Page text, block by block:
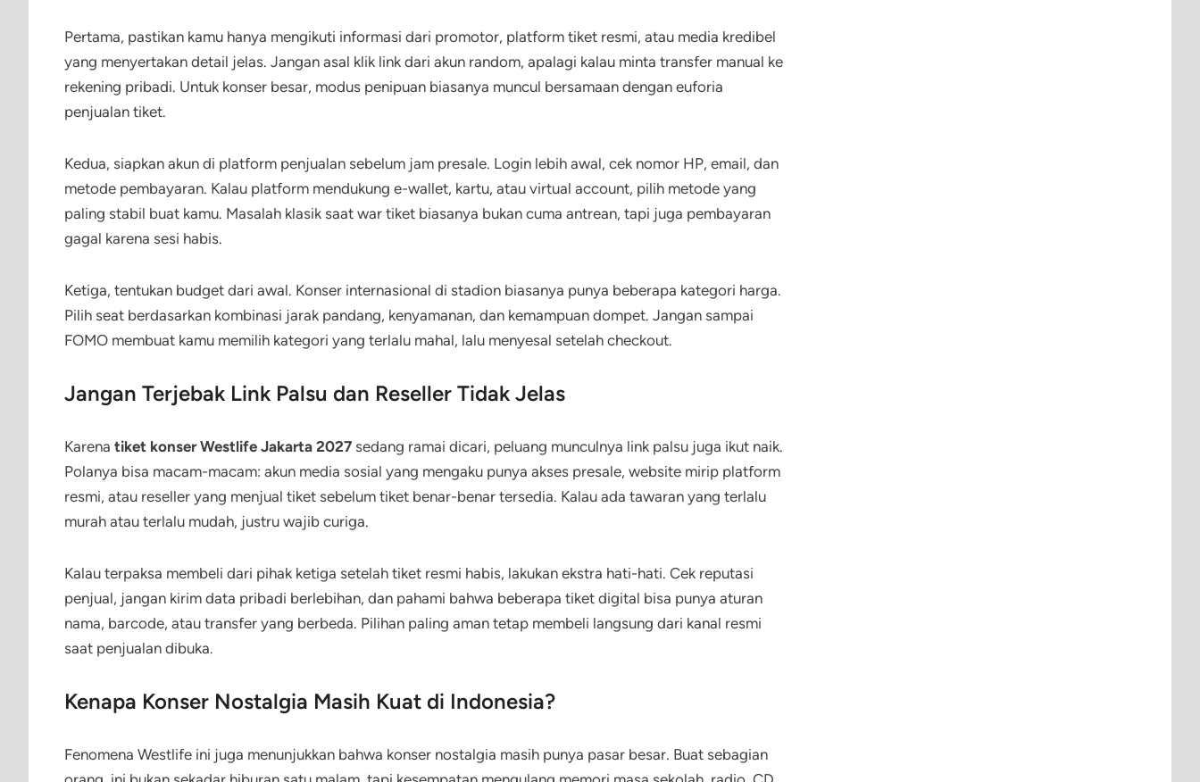
Pertama, pastikan kamu hanya mengikuti informasi dari promotor, platform tiket resmi, atau media kredibel
yang menyertakan detail jelas. Jangan asal klik link dari akun random, apalagi kalau minta transfer manual ke
rekening pribadi. Untuk konser besar, modus penipuan biasanya muncul bersamaan dengan euforia
penjualan tiket.
Kedua, siapkan akun di platform penjualan sebelum jam presale. Login lebih awal, cek nomor HP, email, dan
metode pembayaran. Kalau platform mendukung e-wallet, kartu, atau virtual account, pilih metode yang
paling stabil buat kamu. Masalah klasik saat war tiket biasanya bukan cuma antrean, tapi juga pembayaran
gagal karena sesi habis.
Ketiga, tentukan budget dari awal. Konser internasional di stadion biasanya punya beberapa kategori harga.
Pilih seat berdasarkan kombinasi jarak pandang, kenyamanan, dan kemampuan dompet. Jangan sampai
FOMO membuat kamu memilih kategori yang terlalu mahal, lalu menyesal setelah checkout.
Jangan Terjebak Link Palsu dan Reseller Tidak Jelas
Karena tiket konser Westlife Jakarta 2027 sedang ramai dicari, peluang munculnya link palsu juga ikut naik.
Polanya bisa macam-macam: akun media sosial yang mengaku punya akses presale, website mirip platform
resmi, atau reseller yang menjual tiket sebelum tiket benar-benar tersedia. Kalau ada tawaran yang terlalu
murah atau terlalu mudah, justru wajib curiga.
Kalau terpaksa membeli dari pihak ketiga setelah tiket resmi habis, lakukan ekstra hati-hati. Cek reputasi
penjual, jangan kirim data pribadi berlebihan, dan pahami bahwa beberapa tiket digital bisa punya aturan
nama, barcode, atau transfer yang berbeda. Pilihan paling aman tetap membeli langsung dari kanal resmi
saat penjualan dibuka.
Kenapa Konser Nostalgia Masih Kuat di Indonesia?
Fenomena Westlife ini juga menunjukkan bahwa konser nostalgia masih punya pasar besar. Buat sebagian